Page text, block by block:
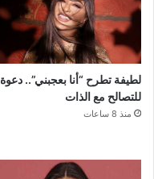
لطيفة تطرح “أنا بعجبني”.. دعوة
للتصالح مع الذات
منذ 8 ساعات